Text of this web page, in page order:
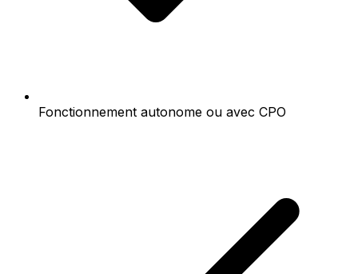
Fonctionnement autonome ou avec CPO